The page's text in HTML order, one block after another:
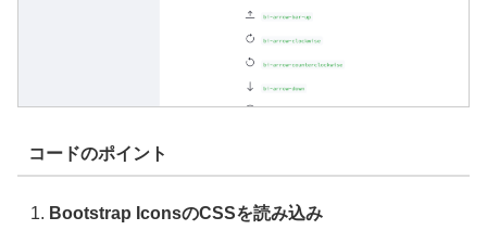
コードのポイント
Bootstrap IconsのCSSを読み込み